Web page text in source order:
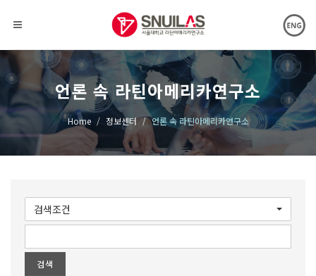
언론 속 라틴아메리카연구소
Home 정보센터 언론 속 라틴아메리카연구소
검색조건